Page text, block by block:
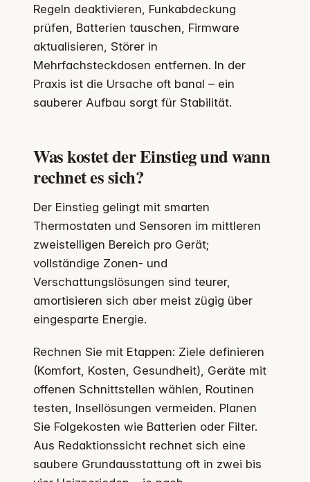
Regeln deaktivieren, Funkabdeckung
prüfen, Batterien tauschen, Firmware
aktualisieren, Störer in
Mehrfachsteckdosen entfernen. In der
Praxis ist die Ursache oft banal – ein
sauberer Aufbau sorgt für Stabilität.
Was kostet der Einstieg und wann
rechnet es sich?
Der Einstieg gelingt mit smarten
Thermostaten und Sensoren im mittleren
zweistelligen Bereich pro Gerät;
vollständige Zonen- und
Verschattungslösungen sind teurer,
amortisieren sich aber meist zügig über
eingesparte Energie.
Rechnen Sie mit Etappen: Ziele definieren
(Komfort, Kosten, Gesundheit), Geräte mit
offenen Schnittstellen wählen, Routinen
testen, Insellösungen vermeiden. Planen
Sie Folgekosten wie Batterien oder Filter.
Aus Redaktionssicht rechnet sich eine
saubere Grundausstattung oft in zwei bis